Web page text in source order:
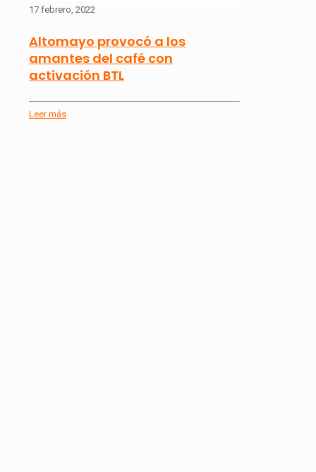
17 febrero, 2022
Altomayo provocó a los
amantes del café con
activación BTL
Leer más